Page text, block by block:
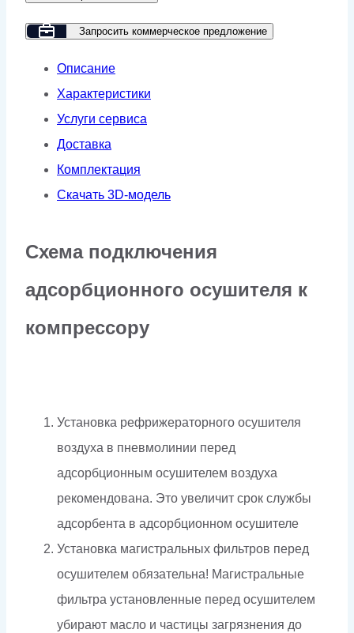
0%
регенерацию
ZERO
16
Запросить коммерческое предложение
Описание
Характеристики
Услуги сервиса
Доставка
Комплектация
Скачать 3D-модель
Схема подключения
адсорбционного осушителя к
компрессору
Установка рефрижераторного осушителя
воздуха в пневмолинии перед
адсорбционным осушителем воздуха
рекомендована. Это увеличит срок службы
адсорбента в адсорбционном осушителе
Установка магистральных фильтров перед
осушителем обязательна! Магистральные
фильтра установленные перед осушителем
убирают масло и частицы загрязнения до